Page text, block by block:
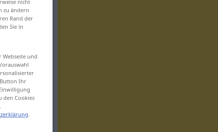
nicht
zu ändern
Rand der
Sie in
und
Ihr
den Cookies
.